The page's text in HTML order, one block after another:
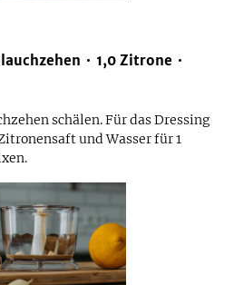
1,0 Zitrone
schälen. Für das Dressing
und Wasser für 1